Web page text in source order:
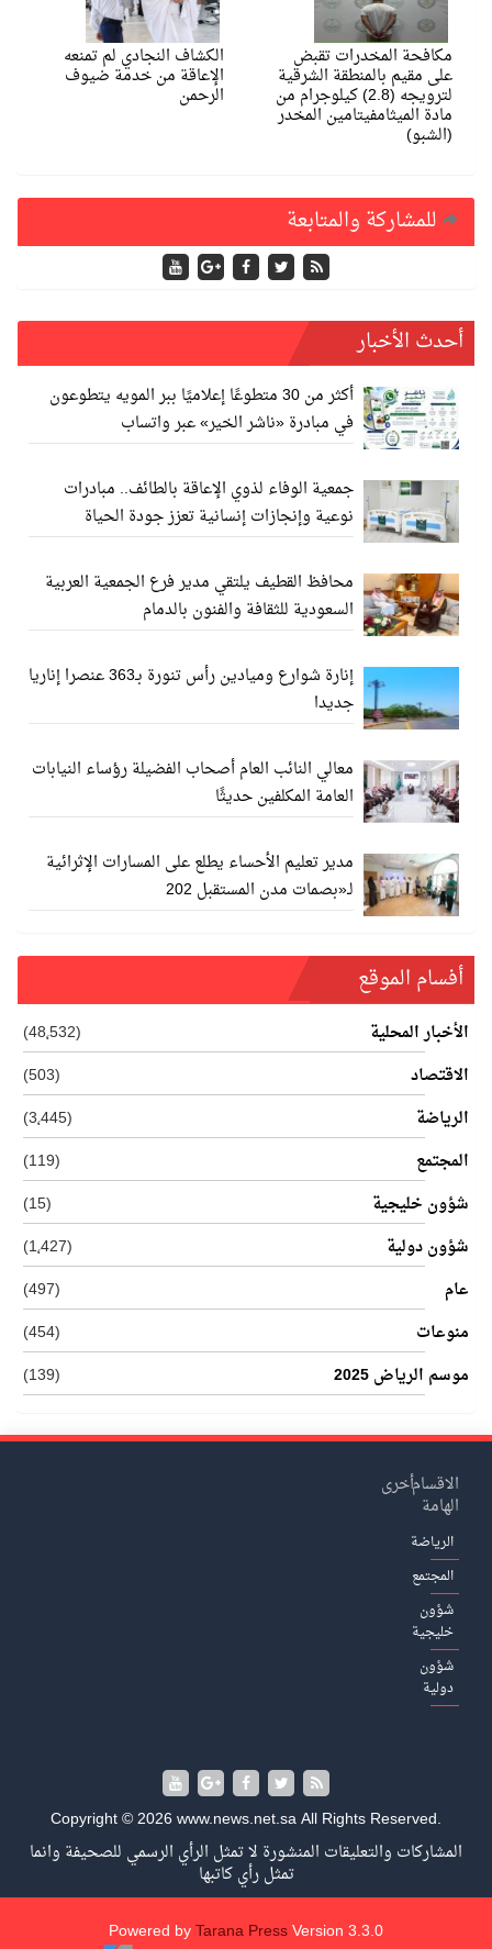
الكشاف النجادي لم تمنعه
الإعاقة من خدمة ضيوف
الرحمن
مكافحة المخدرات تقبض
على مقيم بالمنطقة الشرقية
لترويجه (2.8) كيلوجرام من
مادة الميثامفيتامين المخدر
(الشبو)
للمشاركة والمتابعة
أحدث الأخبار
أكثر من 30 متطوعًا إعلاميًا ببر المويه يتطوعون
في مبادرة «ناشر الخير» عبر واتساب
جمعية الوفاء لذوي الإعاقة بالطائف.. مبادرات
نوعية وإنجازات إنسانية تعزز جودة الحياة
محافظ القطيف يلتقي مدير فرع الجمعية العربية
السعودية للثقافة والفنون بالدمام
إنارة شوارع وميادين رأس تنورة بـ363 عنصرا إناريا
جديدا
معالي النائب العام أصحاب الفضيلة رؤساء النيابات
العامة المكلفين حديثًا
مدير تعليم الأحساء يطلع على المسارات الإثرائية
لـ«بصمات مدن المستقبل 202
أفسام الموقع
الأخبار المحلية
(48٬532)
الاقتصاد
(503)
الرياضة
(3٬445)
المجتمع
(119)
شؤون خليجية
(15)
شؤون دولية
(1٬427)
عام
(497)
منوعات
(454)
موسم الرياض 2025
(139)
الاقسام
الهامة
الرياضة
المجتمع
شؤون
خليجية
شؤون
دولية
أخرى
Copyright © 2026 www.news.net.sa All Rights Reserved.
المشاركات والتعليقات المنشورة لا تمثل الرأي الرسمي للصحيفة وانما
تمثل رأي كاتبها
Powered byTarana PressVersion 3.3.0